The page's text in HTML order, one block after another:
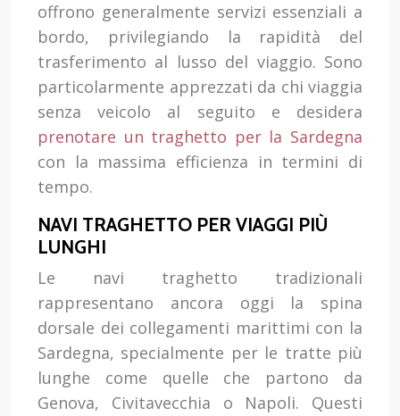
offrono generalmente servizi essenziali a
bordo, privilegiando la rapidità del
trasferimento al lusso del viaggio. Sono
particolarmente apprezzati da chi viaggia
senza veicolo al seguito e desidera
prenotare un traghetto per la Sardegna
con la massima efficienza in termini di
tempo.
NAVI TRAGHETTO PER VIAGGI PIÙ
LUNGHI
Le navi traghetto tradizionali
rappresentano ancora oggi la spina
dorsale dei collegamenti marittimi con la
Sardegna, specialmente per le tratte più
lunghe come quelle che partono da
Genova, Civitavecchia o Napoli. Questi